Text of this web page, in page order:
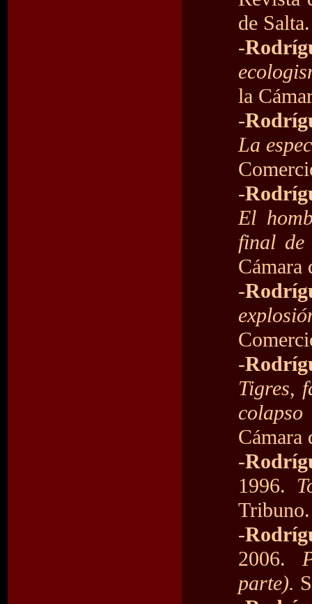
de Salta.
-
la
-
La
-
El
final
Cámara
-
-
Tigres,
Cámara
-
1996.
-
2006.
parte).